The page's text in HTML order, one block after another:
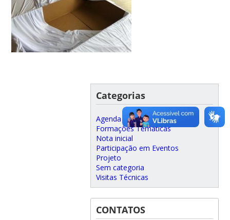
Categorias
Agenda
Formações Temáticas
Nota inicial
Participação em Eventos
Projeto
Sem categoria
Visitas Técnicas
CONTATOS